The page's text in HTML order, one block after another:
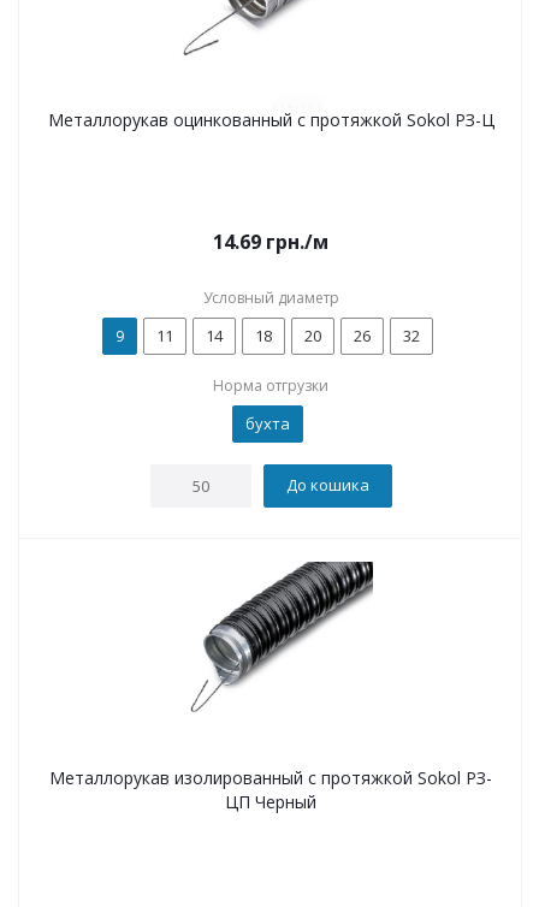
Металлорукав оцинкованный с протяжкой Sokol РЗ-Ц
14.69 грн./м
Условный диаметр
9 11 14 18 20 26 32
Норма отгрузки
бухта
До кошика
Металлорукав изолированный с протяжкой Sokol РЗ-
ЦП Черный